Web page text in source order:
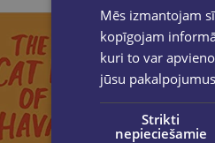
Mēs izmantojam
kopīgojam
kuri to var
jūsu
Strikti
nepieciešamie